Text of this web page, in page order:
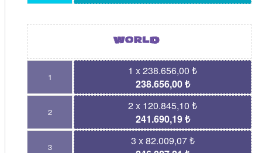
1
1 x 238.656,00 ₺
238.656,00 ₺
2
2 x 120.845,10 ₺
241.690,19 ₺
3
3 x 82.009,07 ₺